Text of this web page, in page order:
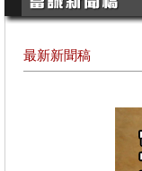
最新新聞稿